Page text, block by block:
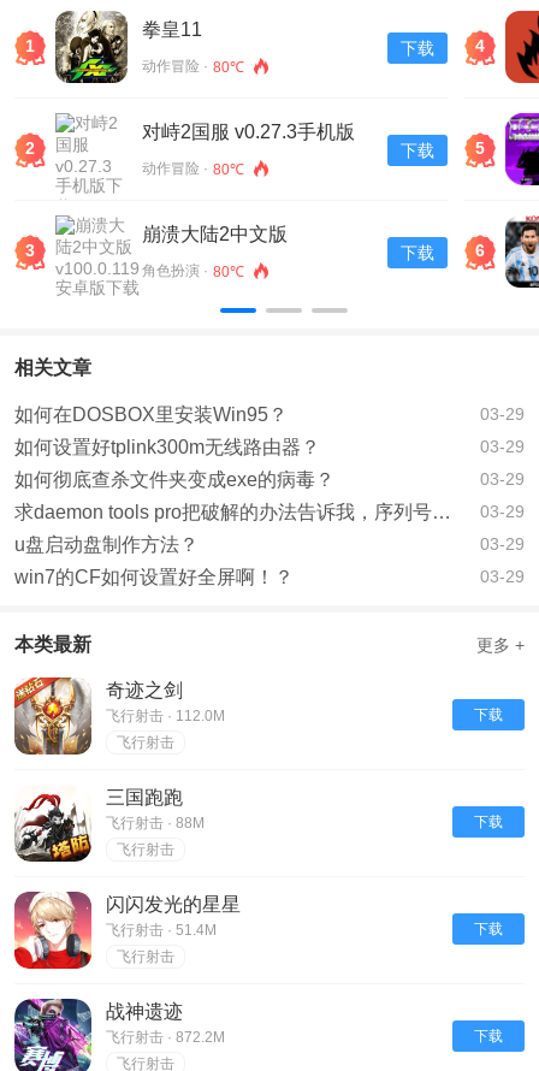
1
拳皇11
动作冒险 · 80℃
下载
2
对峙2国服 v0.27.3手机版
动作冒险 · 80℃
下载
3
崩溃大陆2中文版
v100.0.119安卓版下载
角色扮演 · 80℃
下载
4
5
6
相关文章
如何在DOSBOX里安装Win95？ 03-29
如何设置好tplink300m无线路由器？ 03-29
如何彻底查杀文件夹变成exe的病毒？ 03-29
求daemon tools pro把破解的办法告诉我，序列号也可以？ 03-29
u盘启动盘制作方法？ 03-29
win7的CF如何设置好全屏啊！？ 03-29
本类最新 更多 +
奇迹之剑
飞行射击 · 112.0M
飞行射击
下载
三国跑跑
飞行射击 · 88M
飞行射击
下载
闪闪发光的星星
飞行射击 · 51.4M
飞行射击
下载
战神遗迹
飞行射击 · 872.2M
飞行射击
下载